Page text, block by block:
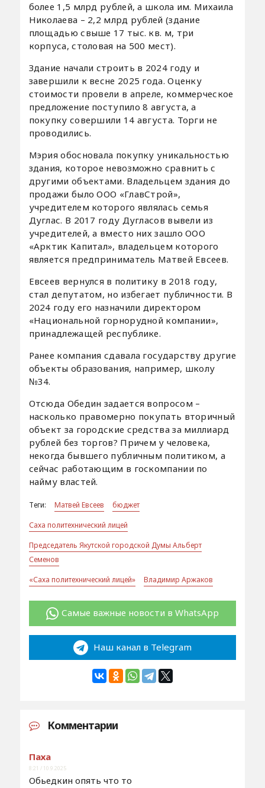
более 1,5 млрд рублей, а школа им. Михаила
Николаева – 2,2 млрд рублей (здание
площадью свыше 17 тыс. кв. м, три
корпуса, столовая на 500 мест).
Здание начали строить в 2024 году и
завершили к весне 2025 года. Оценку
стоимости провели в апреле, коммерческое
предложение поступило 8 августа, а
покупку совершили 14 августа. Торги не
проводились.
Мэрия обосновала покупку уникальностью
здания, которое невозможно сравнить с
другими объектами. Владельцем здания до
продажи было ООО «ГлавСтрой»,
учредителем которого являлась семья
Дуглас. В 2017 году Дугласов вывели из
учредителей, а вместо них зашло ООО
«Арктик Капитал», владельцем которого
является предприниматель Матвей Евсеев.
Евсеев вернулся в политику в 2018 году,
стал депутатом, но избегает публичности. В
2024 году его назначили директором
«Национальной горнорудной компании»,
принадлежащей республике.
Ранее компания сдавала государству другие
объекты образования, например, школу
№34.
Отсюда Обедин задается вопросом –
насколько правомерно покупать вторичный
объект за городские средства за миллиард
рублей без торгов? Причем у человека,
некогда бывшего публичным политиком, а
сейчас работающим в госкомпании по
найму властей.
Теги: Матвей Евсеев
бюджет
Саха политехнический лицей
Председатель Якутской городской Думы Альберт
Семенов
«Саха политехнический лицей»
Владимир Аржаков
Самые важные новости в WhatsApp
Наш канал в Telegram
Комментарии
Паха
8:21 / 10.9.2025
Обьедкин опять что то